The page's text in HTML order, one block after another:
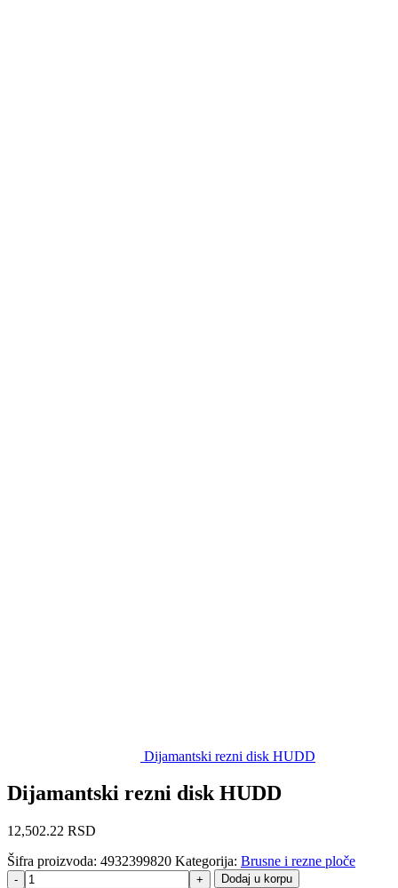
Dijamantski rezni disk HUDD
Dijamantski rezni disk HUDD
12,502.22 RSD
Šifra proizvoda: 4932399820 Kategorija: Brusne i rezne ploče
- + Dodaj u korpu